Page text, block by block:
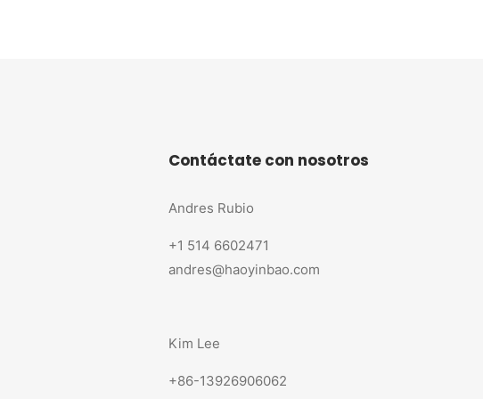
Contáctate con nosotros
Andres Rubio
+1 514 6602471
andres@haoyinbao.com
Kim Lee
+86-13926906062